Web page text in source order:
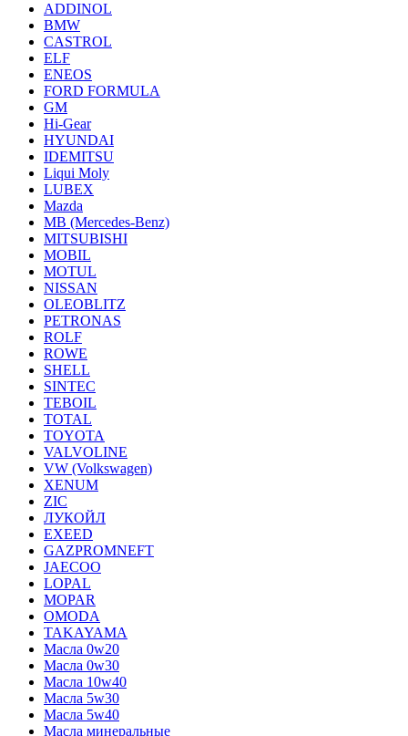
ADDINOL
BMW
CASTROL
ELF
ENEOS
FORD FORMULA
GM
Hi-Gear
HYUNDAI
IDEMITSU
Liqui Moly
LUBEX
Mazda
MB (Mercedes-Вenz)
MITSUBISHI
MOBIL
MOTUL
NISSAN
OLEOBLITZ
PETRONAS
ROLF
ROWE
SHELL
SINTEC
TEBOIL
TOTAL
TOYOTA
VALVOLINE
VW (Volkswagen)
XENUM
ZIC
ЛУКОЙЛ
EXEED
GAZPROMNEFT
JAECOO
LOPAL
MOPAR
OMODA
TAKAYAMA
Масла 0w20
Масла 0w30
Масла 10w40
Масла 5w30
Масла 5w40
Масла минеральные